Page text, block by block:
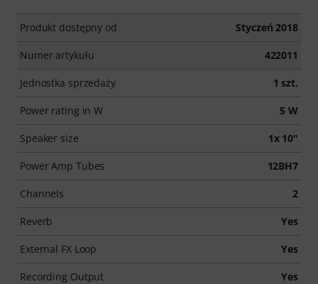
Produkt dostępny od Styczeń 2018
Numer artykułu 422011
Jednostka sprzedaży 1 szt.
Power rating in W 5 W
Speaker size 1x 10"
Power Amp Tubes 12BH7
Channels 2
Reverb Yes
External FX Loop Yes
Recording Output Yes